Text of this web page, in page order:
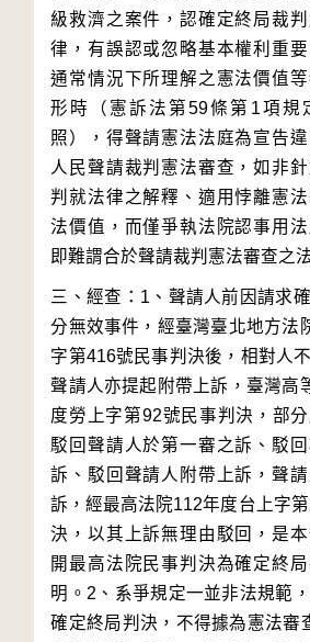
級救濟之案件，認確定終局裁
律，有誤認或忽略基本權利重
通常情況下所理解之憲法價值
形時（憲訴法第59條第1項規
照），得聲請憲法法庭為宣告
人民聲請裁判憲法審查，如非
判就法律之解釋、適用悖離憲
法價值，而僅爭執法院認事用法
三、經查：1、聲請人前因請求
分無效事件，經臺灣臺北地方法
字第416號民事判決後，相對人
聲請人亦提起附帶上訴，臺灣高
度勞上字第92號民事判決，部
駁回聲請人於第一審之訴、駁
訴、駁回聲請人附帶上訴，聲
訴，經最高法院112年度台上字
決，以其上訴無理由駁回，是
開最高法院民事判決為確定終
明。2、系爭規定一並非法規範
確定終局判決，不得據為憲法審